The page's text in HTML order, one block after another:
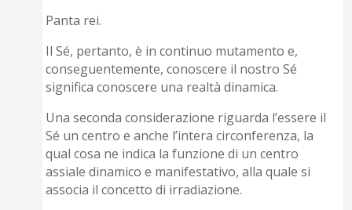
Panta rei.
Il Sé, pertanto, è in continuo mutamento e,
conseguentemente, conoscere il nostro Sé
significa conoscere una realtà dinamica.
Una seconda considerazione riguarda l’essere il
Sé un centro e anche l’intera circonferenza, la
qual cosa ne indica la funzione di un centro
assiale dinamico e manifestativo, alla quale si
associa il concetto di irradiazione.